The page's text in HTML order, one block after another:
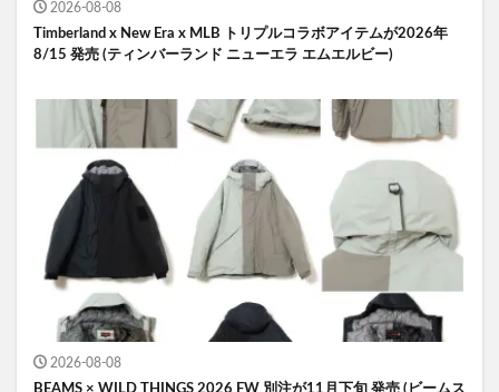
2026-08-08
Timberland x New Era x MLB トリプルコラボアイテムが2026年
8/15 発売 (ティンバーランド ニューエラ エムエルビー)
2026-08-08